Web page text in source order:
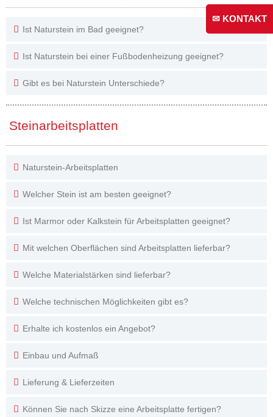
Ist Naturstein im Bad geeignet?
Ist Naturstein bei einer Fußbodenheizung geeignet?
Gibt es bei Naturstein Unterschiede?
Steinarbeitsplatten
Naturstein-Arbeitsplatten
Welcher Stein ist am besten geeignet?
Ist Marmor oder Kalkstein für Arbeitsplatten geeignet?
Mit welchen Oberflächen sind Arbeitsplatten lieferbar?
Welche Materialstärken sind lieferbar?
Welche technischen Möglichkeiten gibt es?
Erhalte ich kostenlos ein Angebot?
Einbau und Aufmaß
Lieferung & Lieferzeiten
Können Sie nach Skizze eine Arbeitsplatte fertigen?
✉ KONTAKT